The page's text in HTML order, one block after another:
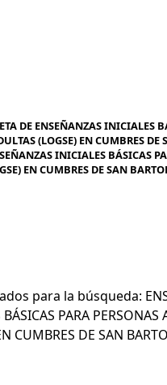
DE ENSEÑANZAS INICIALES
(LOGSE) EN CUMBRES DE
INICIALES BÁSICAS
EN CUMBRES DE SAN
para la búsqueda:
PARA PERSONAS
CUMBRES DE SAN